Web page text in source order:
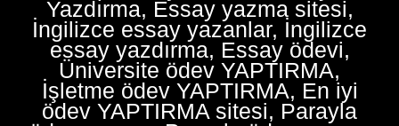
Yazdırma, Essay yazma sitesi,
İngilizce essay yazanlar, İngilizce
essay yazdırma, Essay ödevi,
Üniversite ödev YAPTIRMA,
İşletme ödev YAPTIRMA, En iyi
ödev YAPTIRMA sitesi, Parayla